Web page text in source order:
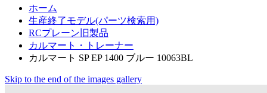
ホーム
生産終了モデル(パーツ検索用)
RCプレーン旧製品
カルマート・トレーナー
カルマート SP EP 1400 ブルー 10063BL
Skip to the end of the images gallery